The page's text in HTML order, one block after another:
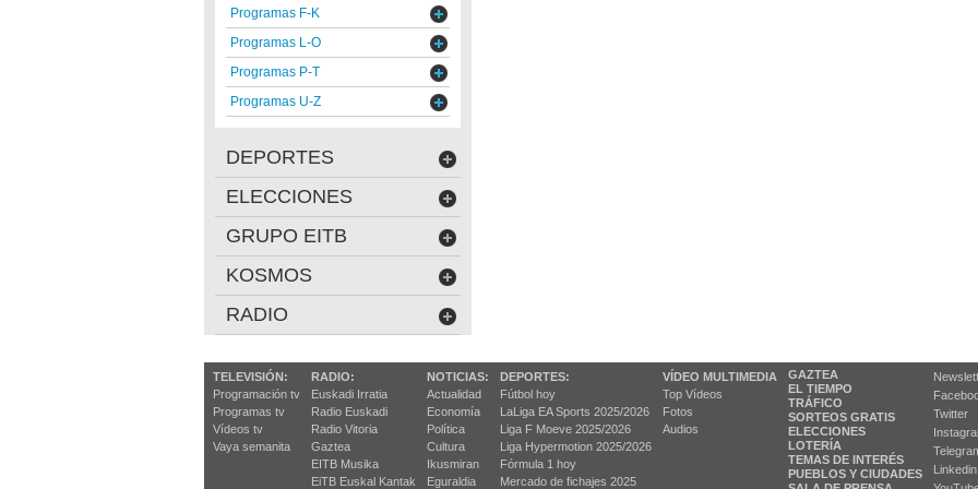
Programas F-K
Programas L-O
Programas P-T
Programas U-Z
DEPORTES
ELECCIONES
GRUPO EITB
KOSMOS
RADIO
TELEVISIÓN:
Programación tv
Programas tv
Vídeos tv
Vaya semanita
RADIO:
Euskadi Irratia
Radio Euskadi
Radio Vitoria
Gaztea
EITB Musika
EiTB Euskal Kantak
NOTICIAS:
Actualidad
Economía
Política
Cultura
Ikusmiran
Eguraldia
DEPORTES:
Fútbol hoy
LaLiga EA Sports 2025/2026
Liga F Moeve 2025/2026
Liga Hypermotion 2025/2026
Fórmula 1 hoy
Mercado de fichajes 2025
VÍDEO MULTIMEDIA
Top Vídeos
Fotos
Audios
GAZTEA
EL TIEMPO
TRÁFICO
SORTEOS GRATIS
ELECCIONES
LOTERÍA
TEMAS DE INTERÉS
PUEBLOS Y CIUDADES
Twitter
Linkedin